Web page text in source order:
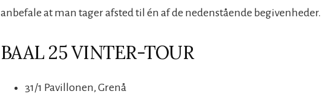
anbefale at man tager afsted til én af de nedenstående begivenheder.
BAAL 25 VINTER-TOUR
31/1 Pavillonen, Grenå